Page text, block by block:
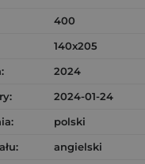
400
140x205
2024
2024-01-24
polski
angielski